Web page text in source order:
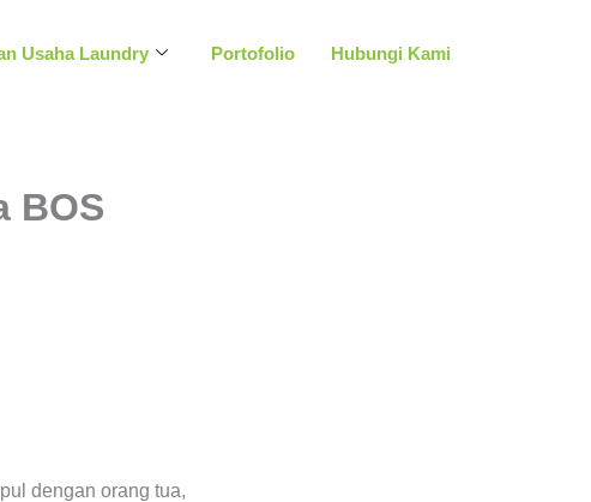
Usaha Laundry Portofolio Hubungi Kami
BOS
dengan orang tua,